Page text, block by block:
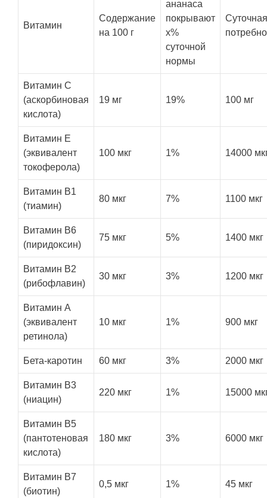
Витамин
Содержание
на 100 г
ананаса
покрывают
x%
суточной
нормы
Суточная
Витамин С
(аскорбиновая
кислота)
19 мг 19% 100 мг
Витамин E
(эквивалент
токоферола)
100 мкг 1% 14000
Витамин B1
(тиамин)
80 мкг 7% 1100 мкг
Витамин B6
(пиридоксин)
75 мкг 5% 1400 мкг
Витамин В2
(рибофлавин)
30 мкг 3% 1200 мкг
Витамин А
(эквивалент
ретинола)
10 мкг 1% 900 мкг
Бета-каротин 60 мкг 3% 2000 мкг
Витамин B3
(ниацин)
220 мкг 1% 15000
Витамин B5
(пантотеновая
кислота)
180 мкг 3% 6000 мкг
Витамин B7
(биотин)
0,5 мкг 1% 45 мкг